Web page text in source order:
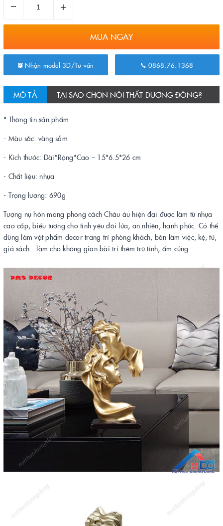
– +
MUA NGAY
Nhận model 3D/Tư vấn 0868.76.1368
MÔ TẢ TẠI SAO CHỌN NỘI THẤT DƯƠNG ĐÔNG?
* Thông tin sản phẩm
- Màu sắc: vàng sẫm
- Kích thước: Dài*Rộng*Cao – 15*6.5*26 cm
- Chất liệu: nhựa
- Trọng lượng: 690g
Tượng nụ hôn mang phong cách Châu âu hiện đại được làm từ nhựa
cao cấp, biểu tượng cho tình yêu đôi lứa, an nhiên, hạnh phúc. Có thể
dùng làm vật phẩm decor trang trí phòng khách, bàn làm việc, kệ, tủ,
giá sách…làm cho không gian bài trí thêm trữ tình, ấm cúng.